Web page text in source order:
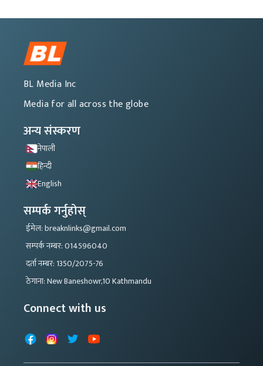
BL Media Inc
Media for all across the globe
अन्य संस्करण
नेपाली
हिन्दी
English
सम्पर्क गर्नुहोस्
ईमेल: breaknlinks@gmail.com
सम्पर्क नम्बर: 014596040
दर्ता नम्बर: 1350/2075-76
ठेगाना: New Baneshowr,10 Kathmandu
Connect with us
FacebookInstagram
X YouTube